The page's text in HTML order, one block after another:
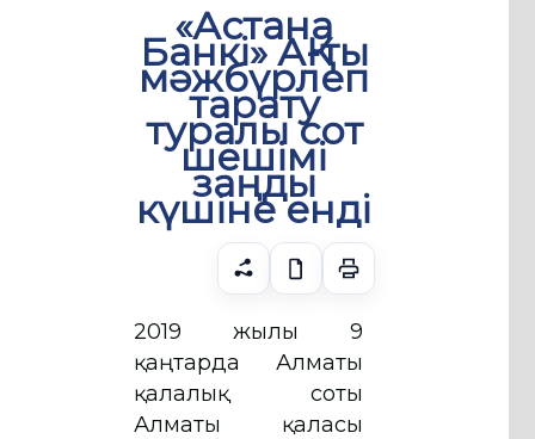
«Астана
Банкі» АҚ-ты
мәжбүрлеп
тарату
туралы сот
шешімі
заңды
күшіне енді
2019 жылғы 9
қаңтарда Алматы
қалалық соты
Алматы қаласы